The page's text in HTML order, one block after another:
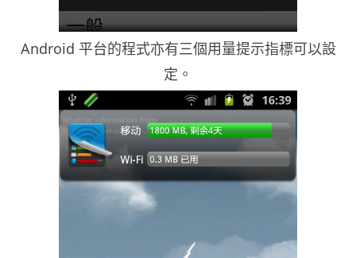
Android 平台的程式亦有三個用量提示指標可以設
定。